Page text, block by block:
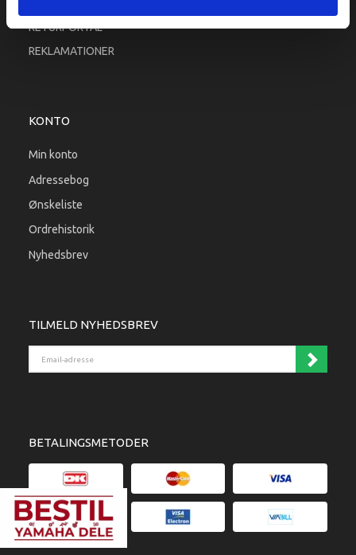
RETURPORTAL
REKLAMATIONER
KONTO
Min konto
Adressebog
Ønskeliste
Ordrehistorik
Nyhedsbrev
TILMELD NYHEDSBREV
BETALINGSMETODER